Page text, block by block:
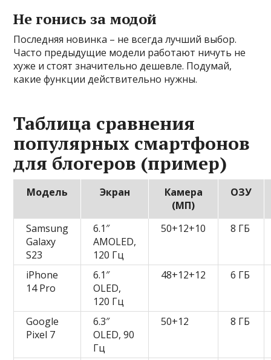
Не гонись за модой
Последняя новинка – не всегда лучший выбор.
Часто предыдущие модели работают ничуть не
хуже и стоят значительно дешевле. Подумай,
какие функции действительно нужны.
Таблица сравнения
популярных смартфонов
для блогеров (пример)
Модель Экран
Камера
(МП)
ОЗУ
Samsung
Galaxy
S23
6.1″
AMOLED,
120 Гц
50+12+10 8 ГБ
iPhone
14 Pro
6.1″
OLED,
120 Гц
48+12+12 6 ГБ
Google
Pixel 7
6.3″
OLED, 90
Гц
50+12 8 ГБ